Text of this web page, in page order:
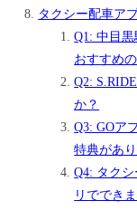
タクシー配車ア
Q1: 中目
おすすめ
Q2:
か？
Q3: GOア
特典があ
Q4: タク
リででき